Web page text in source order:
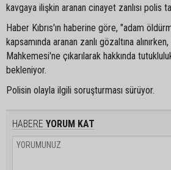
kavgaya ilişkin aranan cinayet zanlısı polis
Haber Kıbrıs'ın haberine göre, "adam
kapsamında aranan zanlı gözaltına
Mahkemesi'ne çıkarılarak hakkında
bekleniyor.
Polisin olayla ilgili soruşturması sürüyor.
HABERE YORUM KAT